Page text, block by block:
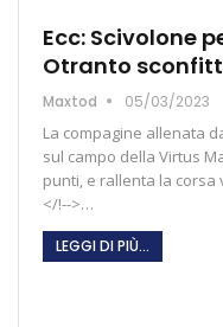
Ecc: Scivolone
Otranto
Maxtod 05/03/2023
La compagine allenata
sul campo della Virtus
punti, e rallenta la corsa
</!-->…
LEGGI DI PIÙ...